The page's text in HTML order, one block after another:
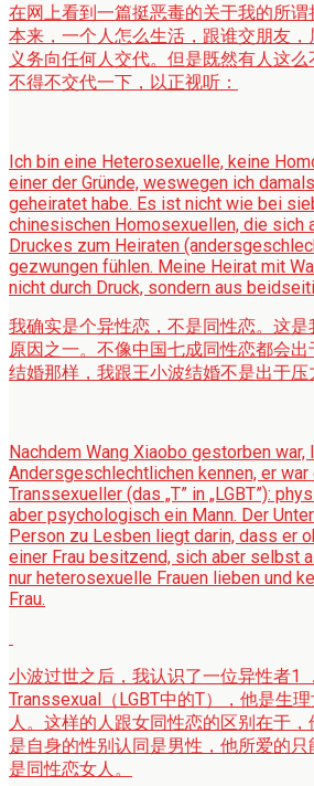
在网上看到一篇挺恶毒的关于我的所谓
本来，一个人怎么生活，跟谁交朋友
义务向任何人交代。但是既然有人这么
不得不交代一下，以正视听：
Ich bin eine Heterosexuelle, keine
einer der Gründe, weswegen ich
geheiratet habe. Es ist nicht wie bei
chinesischen Homosexuellen, die sich
Druckes zum Heiraten
gezwungen fühlen. Meine Heirat mit
nicht durch Druck, sondern aus
我确实是个异性恋，不是同性恋。这
原因之一。不像中国七成同性恋都会
结婚那样，我跟王小波结婚不是出于压
Nachdem Wang Xiaobo gestorben war,
Andersgeschlechtlichen kennen, er
Transsexueller (das „T” in „LGBT”):
aber psychologisch ein Mann. Der
Person zu Lesben liegt darin, dass er
einer Frau besitzend, sich aber selbst
nur heterosexuelle Frauen lieben und
Frau.
小波过世之后，我认识了一位异性者1
Transsexual（LGBT中的T），他是生
人。这样的人跟女同性恋的区别在于
是自身的性别认同是男性，他所爱的
是同性恋女人。